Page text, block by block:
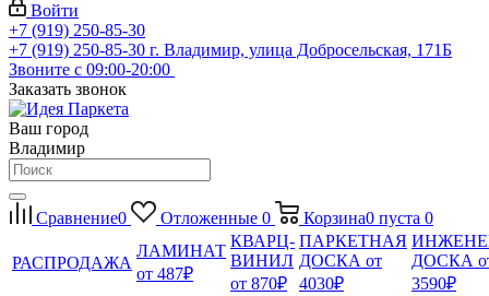
Войти
+7 (919) 250-85-30
+7 (919) 250-85-30 г. Владимир, улица Добросельская, 171Б
Звоните с 09:00-20:00
Заказать звонок
Ваш город
Владимир
Сравнение0 Отложенные 0 Корзина0 пуста 0
РАСПРОДАЖА
ЛАМИНАТ
от 487₽
КВАРЦ-
ВИНИЛ
от 870₽
ПАРКЕТНАЯ
ДОСКА от
4030₽
ДОСКА
3590₽